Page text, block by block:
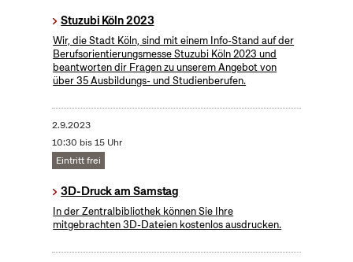
Stuzubi Köln 2023
Wir, die Stadt Köln, sind mit einem Info-Stand auf der
Berufsorientierungsmesse Stuzubi Köln 2023 und
beantworten dir Fragen zu unserem Angebot von
über 35 Ausbildungs- und Studienberufen.
2.9.2023
10:30 bis 15 Uhr
Eintritt frei
3D-Druck am Samstag
In der Zentralbibliothek können Sie Ihre
mitgebrachten 3D-Dateien kostenlos ausdrucken.